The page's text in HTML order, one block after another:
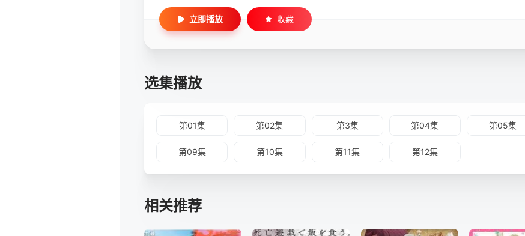
立即播放 收藏
选集播放
第01集 第02集 第3集 第04集 第05集
第09集 第10集 第11集 第12集
相关推荐